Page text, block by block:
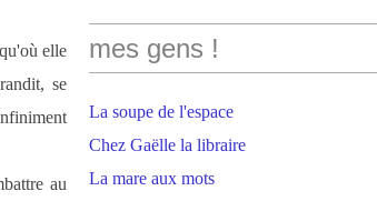
elle
se
au
mes gens !
La soupe de l'espace
Chez Gaëlle la libraire
La mare aux mots